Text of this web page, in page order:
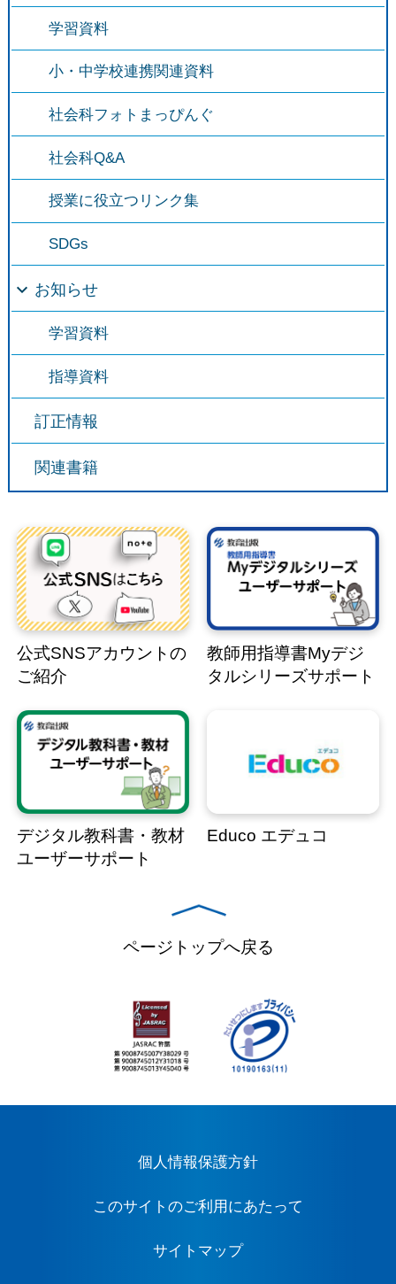
学習資料
小・中学校連携関連資料
社会科フォトまっぴんぐ
社会科Q&A
授業に役立つリンク集
SDGs
お知らせ
学習資料
指導資料
訂正情報
関連書籍
公式SNSアカウントの
ご紹介
教師用指導書Myデジ
タルシリーズサポート
デジタル教科書・教材
ユーザーサポート
Educo エデュコ
ページトップへ戻る
個人情報保護方針
このサイトのご利用にあたって
サイトマップ